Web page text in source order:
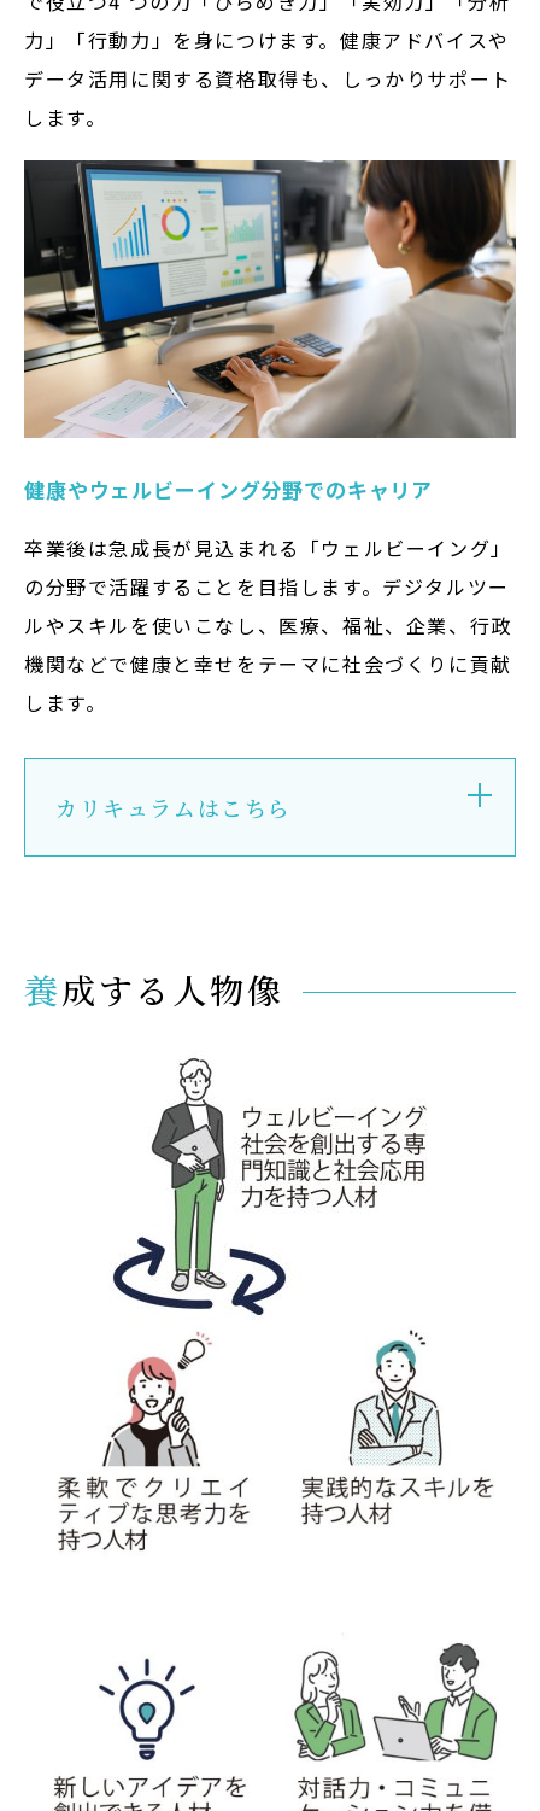
力」「行動力」を身につけます。健康アドバイスや
データ活用に関する資格取得も、しっかりサポート
します。
健康やウェルビーイング分野でのキャリア
卒業後は急成長が見込まれる「ウェルビーイング」
の分野で活躍することを目指します。デジタルツー
ルやスキルを使いこなし、医療、福祉、企業、行政
機関などで健康と幸せをテーマに社会づくりに貢献
します。
カリキュラムはこちら
養成する人物像